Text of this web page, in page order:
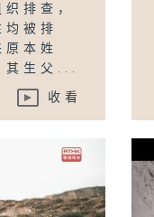
排查，
被排
本姓
其生父...
收看